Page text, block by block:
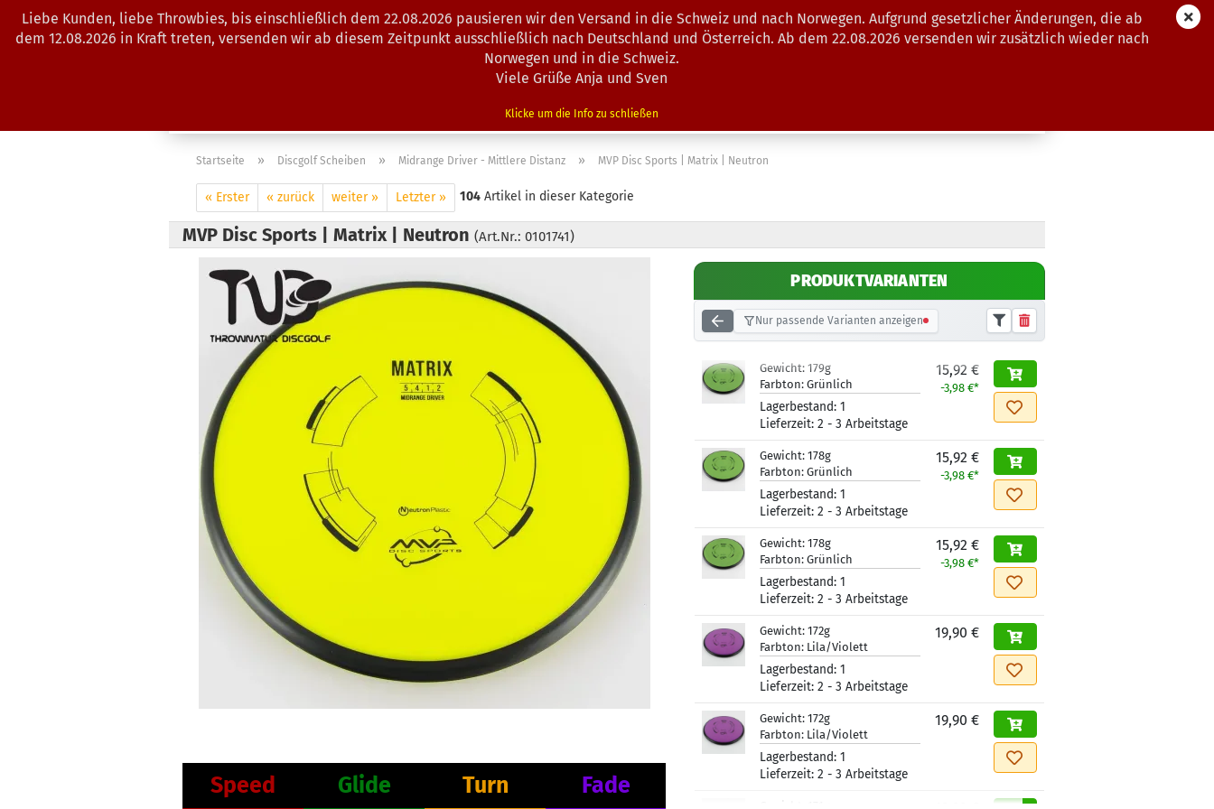
Suche...
Liebe Kunden, liebe Throwbies, bis einschließlich dem 22.08.2026 pausieren wir den Versand in die Schweiz und nach Norwegen. Aufgrund gesetzlicher Änderungen, die ab
dem 12.08.2026 in Kraft treten, versenden wir ab diesem Zeitpunkt ausschließlich nach Deutschland und Österreich. Ab dem 22.08.2026 versenden wir zusätzlich wieder nach
Norwegen und in die Schweiz.
Viele Grüße Anja und Sven
Klicke um die Info zu schließen
AUSRÜSTUNG ZUBEHÖR
Startseite » Discgolf Scheiben » Midrange Driver - Mittlere Distanz » MVP Disc Sports | Matrix | Neutron
« Erster « zurück weiter » Letzter » 104 Artikel in dieser Kategorie
MVP Disc Sports | Matrix | Neutron (Art.Nr.: 0101741)
Speed Glide Turn Fade
PRODUKTVARIANTEN
Nur passende Varianten anzeigen
Gewicht: 179g
Farbton: Grünlich
Lagerbestand: 1
Lieferzeit: 2 - 3 Arbeitstage
15,92 €
-3,98 €*
Gewicht: 178g
Farbton: Grünlich
Lagerbestand: 1
Lieferzeit: 2 - 3 Arbeitstage
15,92 €
-3,98 €*
Gewicht: 178g
Farbton: Grünlich
Lagerbestand: 1
Lieferzeit: 2 - 3 Arbeitstage
15,92 €
-3,98 €*
Gewicht: 172g
Farbton: Lila/Violett
Lagerbestand: 1
Lieferzeit: 2 - 3 Arbeitstage
19,90 €
Gewicht: 172g
Farbton: Lila/Violett
Lagerbestand: 1
Lieferzeit: 2 - 3 Arbeitstage
19,90 €